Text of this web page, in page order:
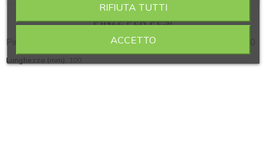
PINZE PER PESI
Pinza per pesi punte curve in acciaio inox lunghezza mm. 100
Lunghezza (mm) : 100
RIFIUTA TUTTI
ACCETTO